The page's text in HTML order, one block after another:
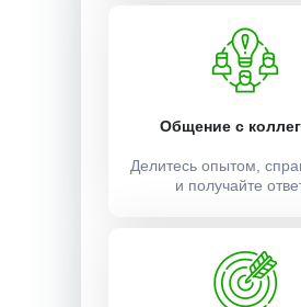
Общение с
Делитесь опытом,
и получайте